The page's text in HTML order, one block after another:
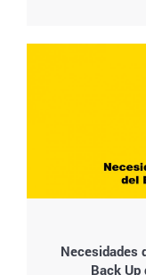
Necesidades
Back Up